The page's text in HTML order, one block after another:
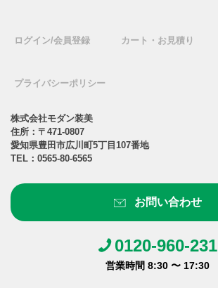
ログイン/会員登録 カート・お見積り
プライバシーポリシー
株式会社モダン装美
住所：〒471-0807
愛知県豊田市広川町5丁目107番地
TEL： 0565-80-6565
お問い合わせ
0120-960-231
営業時間 8:30 〜 17:30